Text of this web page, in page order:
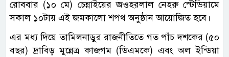
রোববার (১০ মে) চেন্নাইয়ের জওহরলাল নেহরু স্টেডিয়ামে
সকাল ১০টায় এই জমকালো শপথ অনুষ্ঠান আয়োজিত হবে।
এর মধ্য দিয়ে তামিলনাড়ুর রাজনীতিতে গত পাঁচ দশকের (৫০
বছর) দ্রাবিড় মুন্নেত্র কাজগম (ডিএমকে) এবং অল ইন্ডিয়া